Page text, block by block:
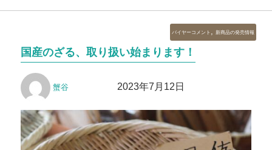
国産のざる、取り扱い始まります！
稿蟹谷稿
2023年7月12日
カ
テ
ゴ
バイヤーコメント , 新商品の発売情報